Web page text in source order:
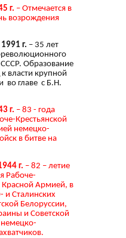
г. – Отмечается в
возрождения
г. – 35 лет
Образование
власти крупной
во главе с Б.Н.
г. – 83 - года
Крестьянской
немецко-
в битве на
г. – 82 – летие
Рабоче-
Красной Армией, в
и Сталинских
Белоруссии,
и Советской